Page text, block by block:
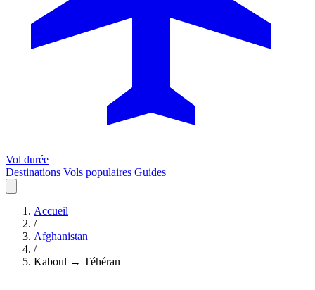
Vol durée
Destinations Vols populaires Guides
Accueil
/
Afghanistan
/
Kaboul → Téhéran